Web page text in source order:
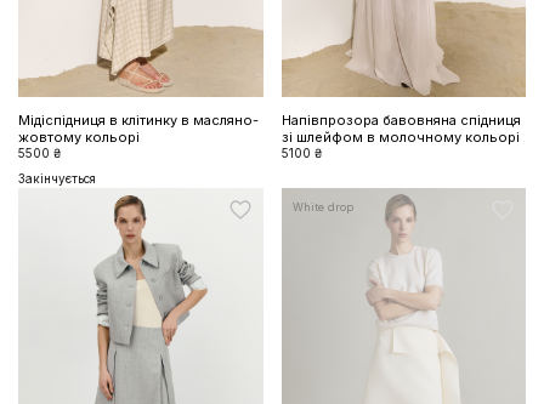
Мідіспідниця в клітинку в масляно-
жовтому кольорі
5500 ₴
Закінчується
Напівпрозора бавовняна спідниця
зі шлейфом в молочному кольорі
5100 ₴
White drop